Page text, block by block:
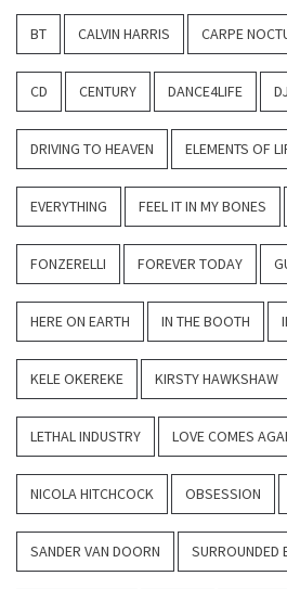
BT CALVIN HARRIS CARPE
CD CENTURY DANCE4LIFE DJ
DRIVING TO HEAVEN ELEMENTS OF
EVERYTHING FEEL IT IN MY BONES
FONZERELLI FOREVER TODAY
HERE ON EARTH IN THE BOOTH
KELE OKEREKE KIRSTY HAWKSHAW
LETHAL INDUSTRY LOVE COMES
NICOLA HITCHCOCK OBSESSION
SANDER VAN DOORN SURROUNDED